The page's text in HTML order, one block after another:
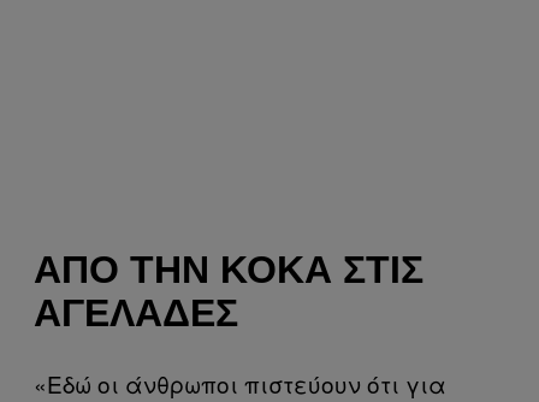
ΑΠΌ ΤΗΝ ΚΌΚΑ ΣΤΙΣ
ΑΓΕΛΆΔΕΣ
«Εδώ οι άνθρωποι πιστεύουν ότι για